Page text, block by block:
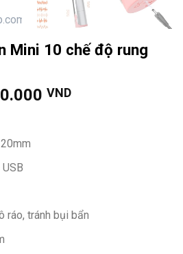
Mini 10 chế độ rung
VND
ráo, tránh bụi bẩn